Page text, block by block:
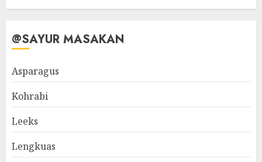
@SAYUR MASAKAN
Asparagus
Kohrabi
Leeks
Lengkuas